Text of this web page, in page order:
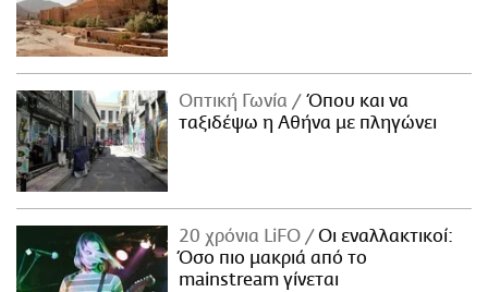
Οπτική Γωνία
Όπου και να
ταξιδέψω η Αθήνα με πληγώνει
20 χρόνια LiFO
Οι εναλλακτικοί:
Όσο πιο μακριά από το
mainstream γίνεται